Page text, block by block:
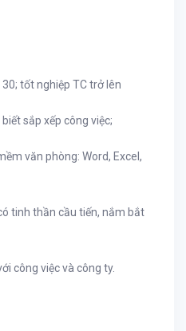
tốt nghiệp TC trở lên
sắp xếp công việc;
văn phòng: Word, Excel,
tinh thần cầu tiến, nắm bắt
công việc và công ty.